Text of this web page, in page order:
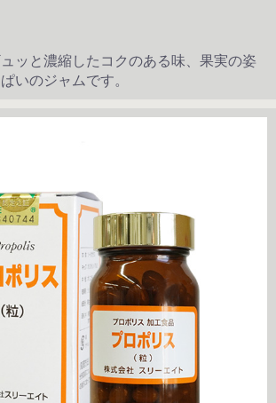
ッと濃縮したコクのある味、果実の姿
いのジャムです。